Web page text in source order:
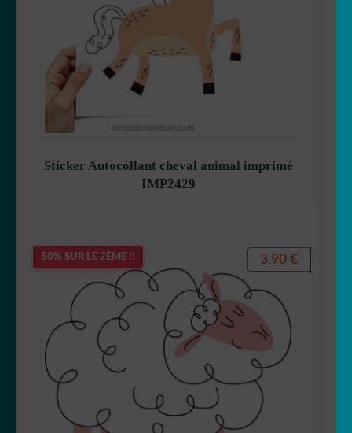
Sticker Autocollant cheval animal imprimé
IMP2429
50% SUR LE 2ÈME !! 3,90 €